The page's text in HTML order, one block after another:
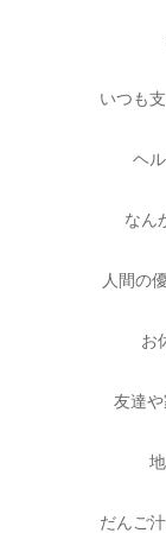
いつも
ヘ
なん
人間の
お
友達
だんご